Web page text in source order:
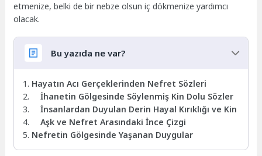
etmenize, belki de bir nebze olsun iç dökmenize yardımcı
olacak.
Bu yazıda ne var?
Hayatın Acı Gerçeklerinden Nefret Sözleri
İhanetin Gölgesinde Söylenmiş Kin Dolu Sözler
İnsanlardan Duyulan Derin Hayal Kırıklığı ve Kin
Aşk ve Nefret Arasındaki İnce Çizgi
Nefretin Gölgesinde Yaşanan Duygular